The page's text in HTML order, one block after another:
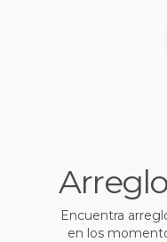
Encuentra
en los